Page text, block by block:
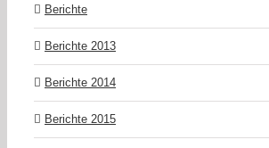
Berichte
Berichte 2013
Berichte 2014
Berichte 2015